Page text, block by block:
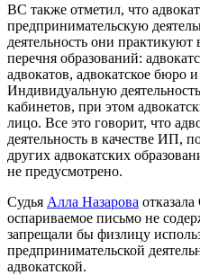
ВС также отметил, что
предпринимательскую
деятельность они
перечня образований:
адвокатов, адвокатское бюро
Индивидуальную
кабинетов, при этом
лицо. Все это говорит, что
деятельность в качестве ИП,
других адвокатских
не предусмотрено.
Судья Алла Назарова
оспариваемое письмо не
запрещали бы физлицу
предпринимательской
адвокатской.